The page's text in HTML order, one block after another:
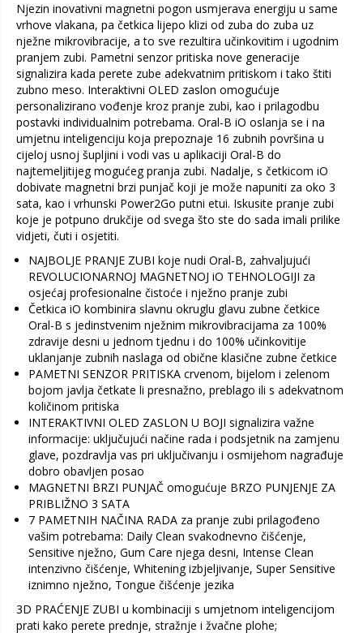
Njezin inovativni magnetni pogon usmjerava energiju u same
vrhove vlakana, pa četkica lijepo klizi od zuba do zuba uz
nježne mikrovibracije, a to sve rezultira učinkovitim i ugodnim
pranjem zubi. Pametni senzor pritiska nove generacije
signalizira kada perete zube adekvatnim pritiskom i tako štiti
zubno meso. Interaktivni OLED zaslon omogućuje
personalizirano vođenje kroz pranje zubi, kao i prilagodbu
postavki individualnim potrebama. Oral-B iO oslanja se i na
umjetnu inteligenciju koja prepoznaje 16 zubnih površina u
cijeloj usnoj šupljini i vodi vas u aplikaciji Oral-B do
najtemeljitijeg mogućeg pranja zubi. Nadalje, s četkicom iO
dobivate magnetni brzi punjač koji je može napuniti za oko 3
sata, kao i vrhunski Power2Go putni etui. Iskusite pranje zubi
koje je potpuno drukčije od svega što ste do sada imali prilike
vidjeti, čuti i osjetiti.
NAJBOLJE PRANJE ZUBI koje nudi Oral-B, zahvaljujući
REVOLUCIONARNOJ MAGNETNOJ iO TEHNOLOGIJI za
osjećaj profesionalne čistoće i nježno pranje zubi
Četkica iO kombinira slavnu okruglu glavu zubne četkice
Oral-B s jedinstvenim nježnim mikrovibracijama za 100%
zdravije desni u jednom tjednu i do 100% učinkovitije
uklanjanje zubnih naslaga od obične klasične zubne četkice
PAMETNI SENZOR PRITISKA crvenom, bijelom i zelenom
bojom javlja četkate li presnažno, preblago ili s adekvatnom
količinom pritiska
INTERAKTIVNI OLED ZASLON U BOJI signalizira važne
informacije: uključujući načine rada i podsjetnik na zamjenu
glave, pozdravlja vas pri uključivanju i osmijehom nagrađuje
dobro obavljen posao
MAGNETNI BRZI PUNJAČ omogućuje BRZO PUNJENJE ZA
PRIBLIŽNO 3 SATA
7 PAMETNIH NAČINA RADA za pranje zubi prilagođeno
vašim potrebama: Daily Clean svakodnevno čišćenje,
Sensitive nježno, Gum Care njega desni, Intense Clean
intenzivno čišćenje, Whitening izbjeljivanje, Super Sensitive
iznimno nježno, Tongue čišćenje jezika
3D PRAĆENJE ZUBI u kombinaciji s umjetnom inteligencijom
prati kako perete prednje, stražnje i žvačne plohe;